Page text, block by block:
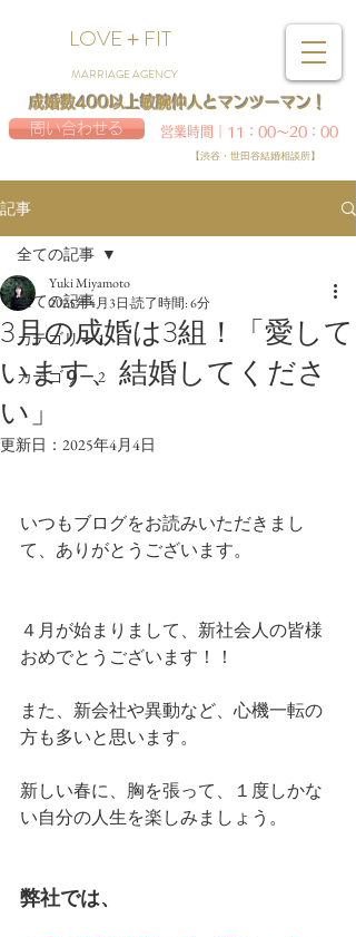
LOVE＋FIT
MARRIAGE AGENCY
問い合わせる
【渋谷・世田谷結婚相談所】
成婚数400以上敏腕仲人とマンツーマン！
営業時間｜11：00～20：00
記事
全ての記事
カテゴリー 1
カテゴリー 2
全ての記事
3月の成婚は3組！「愛して
います、結婚してくださ
い」
Yuki Miyamoto
2025年4月3日 読了時間: 6分
更新日： 2025年4月4日
いつもブログをお読みいただきまし
て、ありがとうございます。
４月が始まりまして、新社会人の皆様
おめでとうございます！！
また、新会社や異動など、心機一転の
方も多いと思います。
新しい春に、胸を張って、１度しかな
い自分の人生を楽しみましょう。
弊社では、